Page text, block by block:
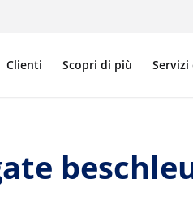
Clienti Scopri di più Servizi